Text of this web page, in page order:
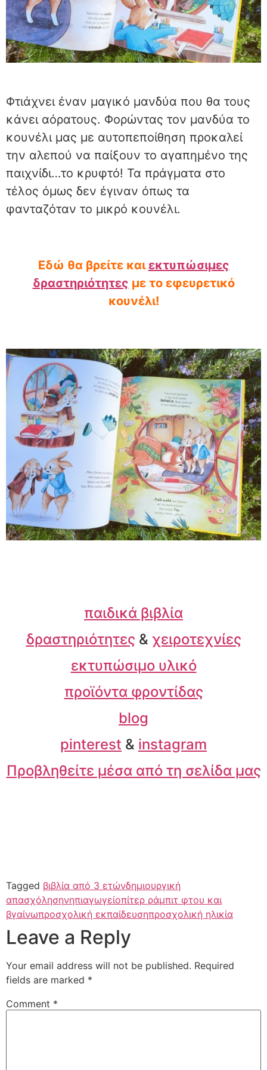
Φτιάχνει έναν μαγικό μανδύα που θα τους
κάνει αόρατους. Φορώντας τον μανδύα το
κουνέλι μας με αυτοπεποίθηση προκαλεί
την αλεπού να παίξουν το αγαπημένο της
παιχνίδι…το κρυφτό! Τα πράγματα στο
τέλος όμως δεν έγιναν όπως τα
φανταζόταν το μικρό κουνέλι.
Εδώ θα βρείτε καιεκτυπώσιμες
δραστηριότητες με το εφευρετικό
κουνέλι!
παιδικά βιβλία
δραστηριότητες & χειροτεχνίες
εκτυπώσιμο υλικό
προϊόντα φροντίδας
blog
pinterest & instagram
Προβληθείτε μέσα από τη σελίδα μας
Tagged βιβλία από 3 ετώνδημιουργική
απασχόλησηνηπιαγωγείοπίτερ ράμπιτ φτου και
βγαίνωπροσχολική εκπαίδευσηπροσχολική ηλικία
Leave a Reply
Your email address will not be published. Required
fields are marked *
Comment *